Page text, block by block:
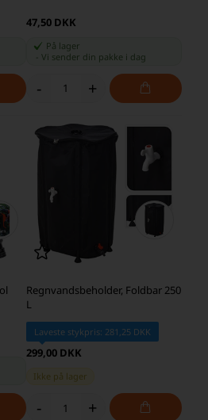
47,50 DKK
På lager
Vi sender din pakke i dag
- +
Regnvandsbeholder, Foldbar 250
L
Laveste stykpris: 281,25 DKK
299,00 DKK
Ikke på lager
- +